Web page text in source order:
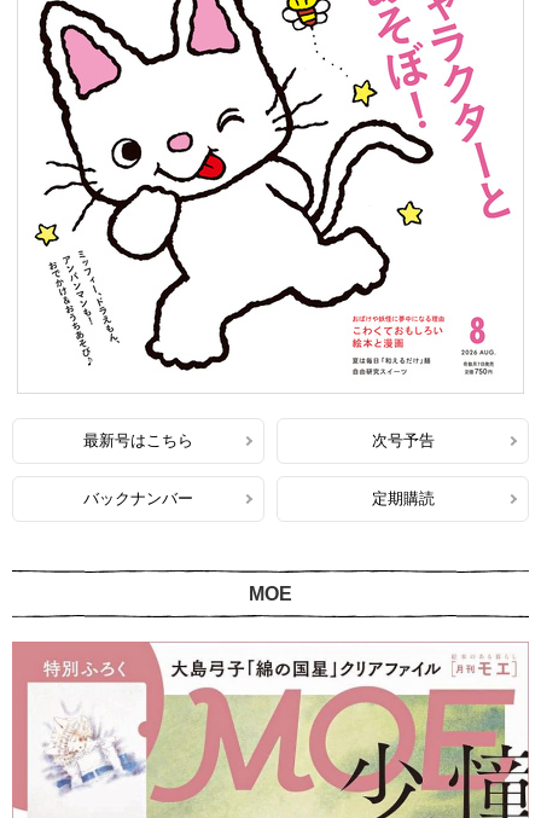
最新号はこちら 次号予告
バックナンバー 定期購読
MOE